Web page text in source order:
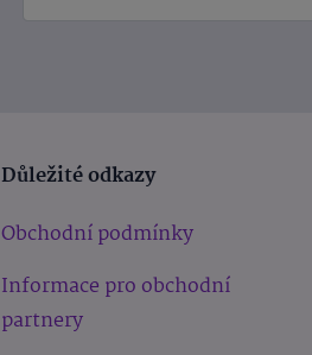
Důležité odkazy
Obchodní podmínky
Informace pro obchodní
partnery